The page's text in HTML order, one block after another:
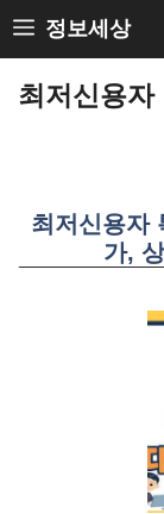
Skip
to
content
정보세상
최저신용자
최저신용자
가,